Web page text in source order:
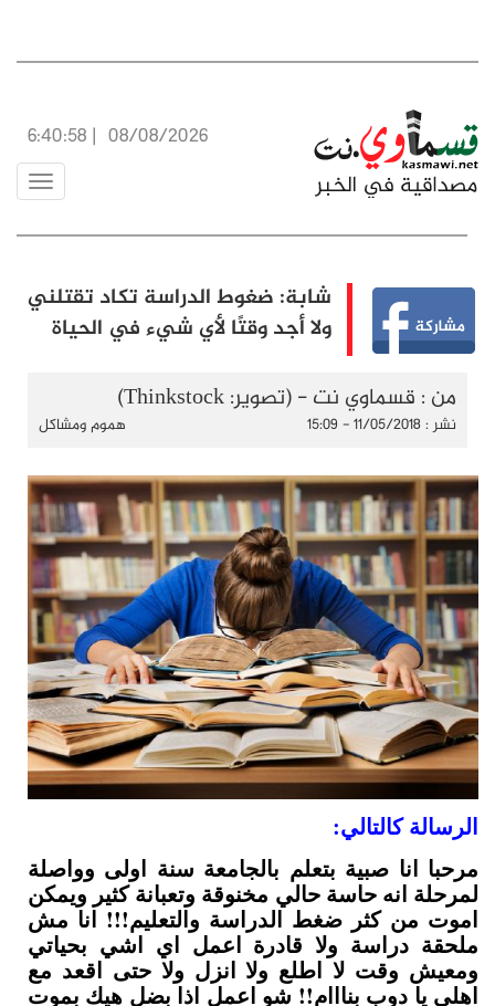
08/08/2026
|
6:40:59
Toggle
شابة: ضغوط الدراسة تكاد تقتلني
ولا أجد وقتًا لأي شيء في الحياة
من : قسماوي نت - (تصوير: Thinkstock)
نشر : 11/05/2018 - 15:09 هموم ومشاكل
الرسالة كالتالي:
مرحبا انا صبية بتعلم بالجامعة سنة اولى وواصلة
لمرحلة انه حاسة حالي مخنوقة وتعبانة كثير ويمكن
اموت من كثر ضغط الدراسة والتعليم!!! انا مش
ملحقة دراسة ولا قادرة اعمل اي اشي بحياتي
ومعيش وقت لا اطلع ولا انزل ولا حتى اقعد مع
اهلي يا دوب بنااام!! شو اعمل اذا بضل هيك بموت